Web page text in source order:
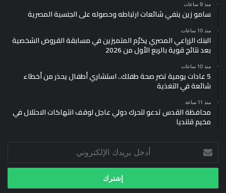
منذ 9 ساعات
سامو زين ينفي شائعات ارتباطه وحصوله على الجنسية المصرية
منذ 10 ساعات
البنك الزراعي المصري يكرّم المتميزين في مسابقة القروض الشخصية
بعد نتائج قوية بالربع الأول من 2026
منذ 10 ساعات
5 عادات يومية تضر صحة طفلك.. استشاري أطفال يحذر من أخطاء
شائعة في التغذية
منذ 11 ساعة
محافظة القدس تدعو لتحرك دولي عاجل لوقف انتهاكات الاحتلال في
مخيم قلنديا
بريدك
الإلكتروني